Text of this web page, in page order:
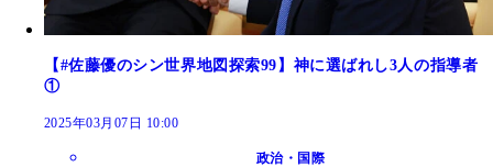
【#佐藤優のシン世界地図探索99】神に選ばれし3人の指導者
①
2025年03月07日 10:00
政治・国際